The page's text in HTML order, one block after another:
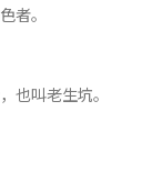
者。
叫老生坑。